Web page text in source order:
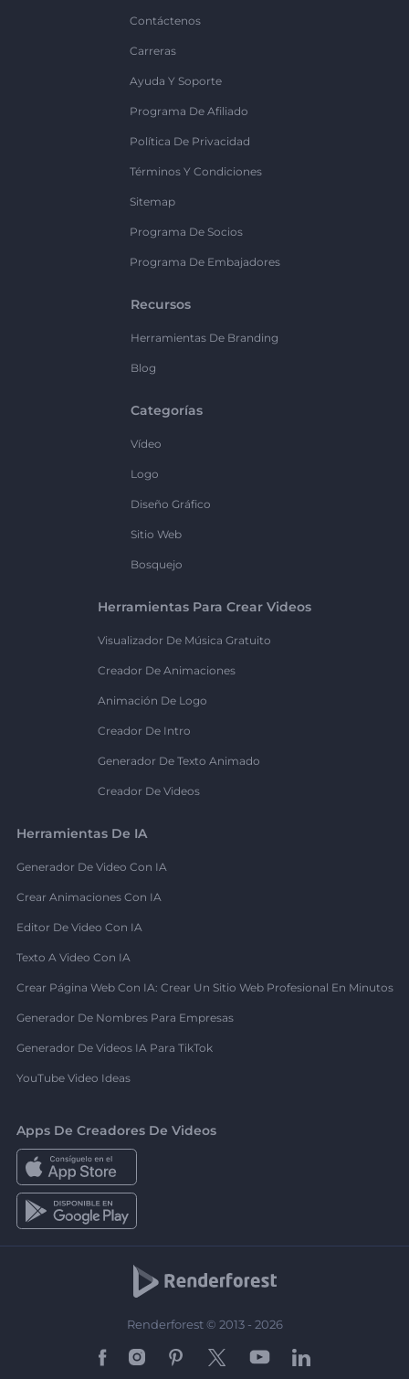
Contáctenos
Carreras
Ayuda Y Soporte
Programa De Afiliado
Política De Privacidad
Términos Y Condiciones
Sitemap
Programa De Socios
Programa De Embajadores
Recursos
Herramientas De Branding
Blog
Categorías
Vídeo
Logo
Diseño Gráfico
Sitio Web
Bosquejo
Herramientas Para Crear Videos
Visualizador De Música Gratuito
Creador De Animaciones
Animación De Logo
Creador De Intro
Generador De Texto Animado
Creador De Videos
Herramientas De IA
Generador De Video Con IA
Crear Animaciones Con IA
Editor De Video Con IA
Texto A Video Con IA
Crear Página Web Con IA: Crear Un Sitio Web Profesional En Minutos
Generador De Nombres Para Empresas
Generador De Videos IA Para TikTok
YouTube Video Ideas
Apps De Creadores De Videos
Renderforest © 2013 - 2026